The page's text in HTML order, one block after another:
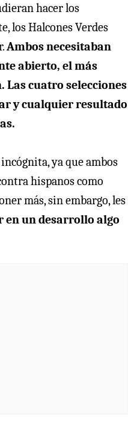
hacer los
los Halcones Verdes
Ambos necesitaban
abierto, el más
Las cuatro selecciones
y cualquier resultado
ya que ambos
hispanos como
más, sin embargo, les
en un desarrollo algo